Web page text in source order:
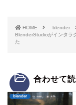
HOME blender
BlenderStudioがインタラ
た
合わせて
blender